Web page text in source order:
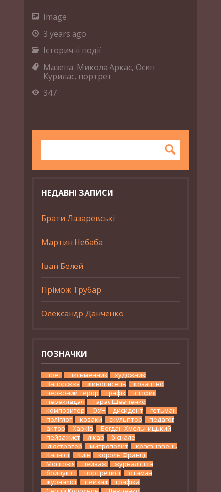
Image
3 years ago
Історичні події
Мазепа, Микола Аркас, Осип
Курилас, портрет
347
НЕДАВНІ ЗАПИСИ
Брати Лазаревські
Мартин Небаба
Іван Белей
Прімож Трубар
Олександр Данченко
ПОЗНАЧКИ
поет письменник
художник
Запоріжжя
живописець
козацтво
червоний терор
графік
історик
перекладач
Тарас Шевченко
композитор
ОУН дисидент
гетьман
поліглот
козаки скульптор
педагог
актор
Харків
Богдан Хмельницький
пейзажист
лікар
бієнале
ілюстратор
митрополит
краєзнавець
Капніст
Київ
король Франції
Московія
пейзажі
журналістка
бойчукіст
портретист
отаман
журналіст
пейзаж
графіка